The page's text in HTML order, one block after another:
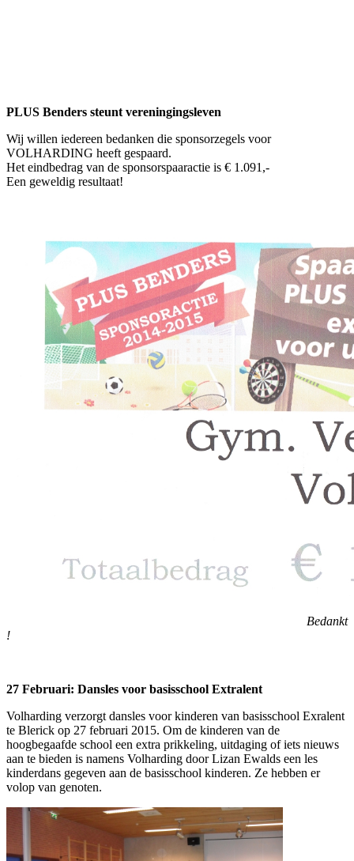
PLUS Benders steunt vereningingsleven
Wij willen iedereen bedanken die sponsorzegels voor
VOLHARDING heeft gespaard.
Het eindbedrag van de sponsorspaaractie is € 1.091,-
Een geweldig resultaat!
Bedankt
!
27 Februari: Dansles voor basisschool Extralent
Volharding verzorgt dansles voor kinderen van basisschool Exralent
te Blerick op 27 februari 2015. Om de kinderen van de
hoogbegaafde school een extra prikkeling, uitdaging of iets nieuws
aan te bieden is namens Volharding door Lizan Ewalds een les
kinderdans gegeven aan de basisschool kinderen. Ze hebben er
volop van genoten.